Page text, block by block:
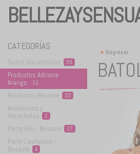
CATEGORÍAS
Todos los artículos 50
Productos Adriana
Arango
11
Productos Besame 33
Accesorios y
Variedades
2
Panty Hilo - Besame 17
Panty Cachetero -
Besame
4
< Regresar